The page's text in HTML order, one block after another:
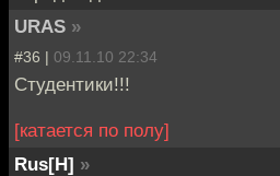
URAS »
#36 | 09.11.10 22:34
Студентики!!!
[катается по полу]
Rus[H] »